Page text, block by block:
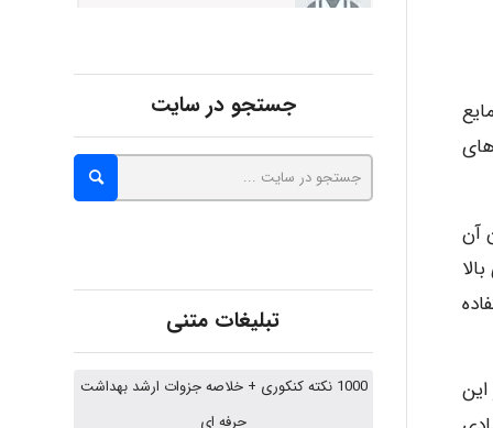
های
آن
abolfazlkoshehe
A.balandeh
Jafar Tym
جستجو در سایت
تبلیغات متنی
1000 نکته کنکوری + خلاصه جزوات ارشد بهداشت
حرفه ای